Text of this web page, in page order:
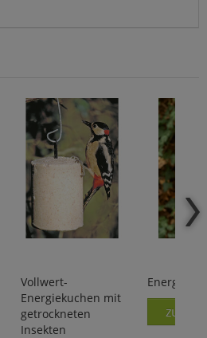
Vollwert-
Energiekuchen mit
getrockneten
Insekten
zum